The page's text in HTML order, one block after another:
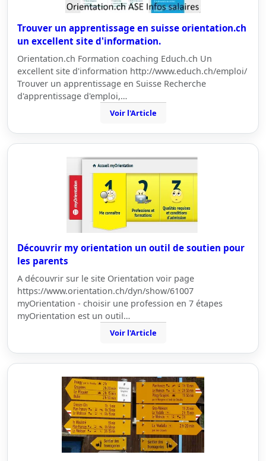
Trouver un apprentissage en suisse orientation.ch
un excellent site d'information.
Orientation.ch Formation coaching Educh.ch Un
excellent site d'information http://www.educh.ch/emploi/
Trouver un apprentissage en Suisse Recherche
d'apprentissage d'emploi,…
Voir l'Article
Découvrir my orientation un outil de soutien pour
les parents
A découvrir sur le site Orientation voir page
https://www.orientation.ch/dyn/show/61007
myOrientation - choisir une profession en 7 étapes
myOrientation est un outil…
Voir l'Article